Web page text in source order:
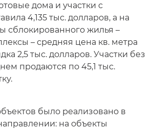
дома и участки с
4,135 тыс. долларов, а на
сблокированного жилья –
– средняя цена кв. метра
2,5 тыс. долларов. Участки без
продаются по 45,1 тыс.
было реализовано в
на объекты